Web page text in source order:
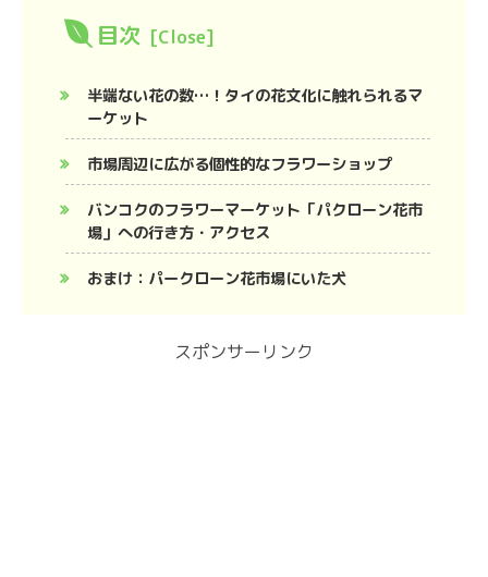
目次
半端ない花の数…！タイの花文化に触れられるマ
ーケット
市場周辺に広がる個性的なフラワーショップ
バンコクのフラワーマーケット「パクローン花市
場」への行き方・アクセス
おまけ：パークローン花市場にいた犬
スポンサーリンク